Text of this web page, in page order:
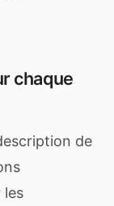
chaque
de
les